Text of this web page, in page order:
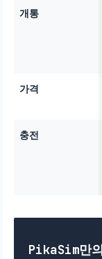
개통
가격
충전
PikaSim만